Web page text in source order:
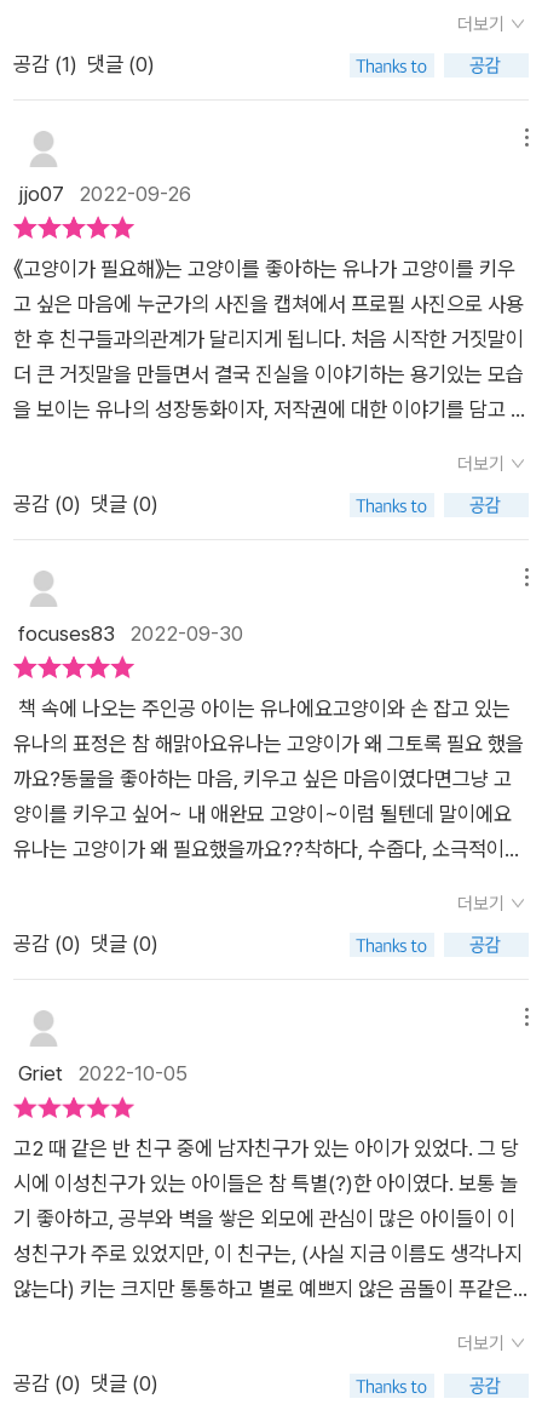
님의 허락은 여전히 나지 않았고 유나는 좌절과 슬픔에 빠진다.
그러다 블로그 주인인 혜연 언니를 만날 기회가 생겼다. 친근하고
유쾌한 혜연 언니 덕분에 유나는 모든 것을 솔직히 털어놓게 된
다. 혜연 언니는 크게 웃었지만, 괜찮다고 봐주기보다는 해결책을
이 과정에서 이미 저작권에 대한 문제를 다루고 있다. 뿐만 아니
건이 벌어진다. 이 사건을 통해 표절과 오마주의 차이점까지 설명
한다. 그 부분이 이질적이지 않고 작품에 잘 녹아있었다. 유나는
옳은 선택을 했지만, 그 결과 고초를 겪는다. 우리는 “깽판을 쳤
으면 깽값을 물어야 한다.”는 진리를 당연하게 받아들이고 감수
하면 된다. 깽값을 물고나면 만회의 상황이 온다. 안 물겠다고 몸
부림치면 상황이 더 안 좋아진다. 잠시의 고초 후에 유나에게 조
금씩 다가오는 따뜻하고 달콤한 행복에 내 마음도 흐뭇해진다. 요
계, 책임까지 잘 어우러져 들어간 이 동화는 누구에게나 무난하게
추천할 만하다. 주인공들이 4학년이니 4학년이 딱이고, 3,5학년
정도도 괜찮겠다. 저작권교육을 이 책으로 하는 것도 찬성이다.
다른 부수적인 효과도 덤으로 붙을 것 같으니.^^
절하게 저작물과 저작권의 중요성을 알려 주는 이 책을 꼭 읽어보
해 저작물과 저작권의 중요성에 대해 알려줍니다. 유나가 고양이
집사가 되기까지의 이야기를 따라가다 보면 표절과 오마주는 무
엇이고 어떻게 다른지도 절로 알게 된답니다. 스마트폰, 저작물과
저작권, 표절과 오마주, 혹시 어떤 이야기일지 짐작이 되나요?
에 없는데요. 책 리뷰를 주로 하는 꿈오리도 처음엔 출판사마다
다르기는 하지만, 저작권 담당자님의 말씀을 빌리면 줄거리를 쓰
는 것은 괜찮지만, 전체 내용을 그대로 올리는 건 절대 안 되며,
그림은 표지를 포함하여 최대 3장 정도만 사용해야 한다고 합니
다. 꿈오리 블로그 이웃님들 중에도 포스팅한 글들에 대한 저작권
은 자신에게 있으며, 무단도용시 처벌을 받을 수 있음을 명시한
분들도 있고, 똑같지는 않지만 누가 보아도 자신의 게시물을 복제
한 듯한 글을 올리는 사람들에 대한 경고의 메시지를 명시한 분들
고로움이 들어간 것이니 만큼 당연히 존중해 주어야겠지요? 이
야기는 고양이 집사가 되고 싶은 유나가 유튜브에서 고양이에 대
한 영상을 보는 것으로 시작합니다. 작년 생일 소원으로 고양이를
기르고 싶다고 했지만, 엄마 아빠는 유나가 반려동물을 책임지기
엔 아직 어리다며 반대를 했습니다. 방 정리도 못하는데 무슨 고
양이를 키우냐는 것이었지요. 나는 사진을 저장하려고 화면을
꾹 눌렀어. 그런데 아무런 반응이 없었어. 복사 금지가 설정되어
있나 봐. 뒤늦게 게시물 끝에 적힌 문구를 확인했어. p.16 휴대
폰으로 '고양이 입양'을 검색하던 유나의 눈에 고양이 한 마리가
취향저격인 '쿠키'라는 고양이를 만나게 됩니다. 댓글까지 남긴
유나는 엄마한테 고양이 입양을 부탁할 때 보여주려고 사진을 저
장하려고 했지만, 복사 금지가 설정되어 있었던 탓에 사진을 저장
할 순 없었습니다. 그리고 '포스팅에 사용된 이미지와 저작권, 그
유나는 얼른 키우고 싶은 마음에 캡쳐 기능을 사용해 저장한 다
데요. 유나의 프로필 사진을 보고 반응이 온 것이 엄마가 아닌 반
최고 인싸이자 캣 패밀리 리더인 은빈이었습니다. 얼떨결에 고
양이 쿠키의 집사가 되어버린 유나는 캣 패밀리에 들어가게 되고,
계속 쿠키의 사진을 캡쳐해서 자신의 것인 냥 올리게 됩니다. 그
로 인해 계속해서 친구들을 속일 수밖에 없었고, 급기야 고양이를
입양하거나 분양받지 않으면 안 될 상황에 처하게 됩니다. 쿠키와
같은 고양이를 분양받는 데는 돈이 너무 많이 들어갔기에 문제를
더보기
공감 (1) 댓글 (0)
jjo07 2022-09-26
《고양이가 필요해》는 고양이를 좋아하는 유나가 고양이를 키우
고 싶은 마음에 누군가의 사진을 캡쳐에서 프로필 사진으로 사용
한 후 친구들과의관계가 달리지게 됩니다. 처음 시작한 거짓말이
더 큰 거짓말을 만들면서 결국 진실을 이야기하는 용기있는 모습
을 보이는 유나의 성장동화이자, 저작권에 대한 이야기를 담고 있
열살 생일 선물로 고양이를 갖고 싶다고 했지만 허락해주시지 않
는 부모님으로 인해 최악의 생일이되었던 유나는 고양이를 키우
지 못하는 마음을 동영상을 보거나 사진을 보면서 달래고 있답니
다. 그러던 중 '혜연의 냥샹'이라는 블로그 속의 고양이 쿠키에 빠
펴를 하고 자신의 프로필 사진으로 해 두었지요. 그 사진을 보고
행복한 상상을 하면서 잠이 들지요. 지루하게 계속되던 학교생활
에서 변화가 생겼어요. 캣패밀리의 리더이니 은빈이가 유나에게
고양이 귀엽다며 메시지를 보냈어요. 유나는 어울리고 싶은 마음
에 자신의 고양이라며 거짓말을 하게 되었답니다. 그 거짓말 하나
로 유나의 학교 생활은 바뀌게 되요. 조용하다 못해 지루하던 학
은빈이네 집에 모인 캣패밀리들은 은빈이네 고양이 벨라를 만져
다. 같은 공간에 혼자 소외된 듯 보이는 모습이지요. 그리고 그곳
에서 친구들이 쿠키를 보러 유나네 집에 가도 되냐고 묻는 말에
당황한 유나는 강한 거부감을 표시하고 아이들도 당황해하지만
이유를 설명한 유나랍니다. 유나는 캣패밀리들이 고양이와 함께
찍은 프로필 사진을 자신도 하기 위해 '혜연의 냥상' 블로그 주인
인 혜연의집에 놀러가게 되고, 자신이 한 거짓말을 이야기 하며
혜연에게 쿠키의 사진을 사용한 것을 사과한답니다. 그리고 고양
이를 키우지 않는다는 거짓말을 어떻게 털어놓아야할지 모르겠
다며 고민을 이야기 하지요.'제일 깔끔한 건, 모든 사실을 솔직히
언니와의 대화를 마치고 털어놓아야겠다는 생각을 하게 된답니
다. 불조심 포스터에서 유나가 은상을 받게 되고, 아이들은 고흐
더보기
공감 (0) 댓글 (0)
focuses83 2022-09-30
​ ​​책 속에 나오는 주인공 아이는 유나에요고양이와 손 잡고 있는
유나의 표정은 참 해맑아요유나는 고양이가 왜 그토록 필요 했을
까요?동물을 좋아하는 마음, 키우고 싶은 마음이였다면​그냥 고
양이를 키우고 싶어~ 내 애완묘 고양이~이럼 될텐데 말이에요
유나는 고양이가 왜 필요했을까요??​​​착하다, 수줍다, 소극적이다,
고양이를 키우고 싶지만부모님의 반대로 고양이를 키우고 싶은
마음은 항상마음 속 으로만 간직을 하고SNS 에 올라오는 사진이
오는이쁜 고양이 사진 한 장을 프로필 사진에 올리고 나서유나의
나 쉽게 친해지기 시작하고,,유나의 지루했던 학교 생활에 고양이
때문에..유나에게 관심이 없던 친구들이 관심을 주는 것이 좋아
서..​고양이를 키운다는 거짓말이 시작되요​하지만 유나의 거짓말
이 점점 갈 수록 유나의 마음을 답답하게 하죠..​고양이를 키우고
싶지만 못키워서 이쁜 고양이 사진 프사에 올렸어 했다면친구들
의 반응은 많이 달랐을까요??​공통 관심사가 있다면 금방 친해 지
게 되죠친구들과의 사이는 한순간에 가까워지고, 멀어지고 하는
것 같아요...친구가 거짓말로 친해지려 하는걸 알았다면 그것 또
더보기
공감 (0) 댓글 (0)
Griet 2022-10-05
고2 때 같은 반 친구 중에 남자친구가 있는 아이가 있었다. 그 당
시에 이성친구가 있는 아이들은 참 특별(?)한 아이였다. 보통 놀
기 좋아하고, 공부와 벽을 쌓은 외모에 관심이 많은 아이들이 이
성친구가 주로 있었지만, 이 친구는, (사실 지금 이름도 생각나지
않는다) 키는 크지만 통통하고 별로 예쁘지 않은 곰돌이 푸같은
서 하고 있길래, 놀라서 '남자 친구가 있어?'하고 시작된 나의 물
음에 자율학습 내내 1시간이 넘도록 그 남자친구 이야기를 들었
더보기
공감 (0) 댓글 (0)